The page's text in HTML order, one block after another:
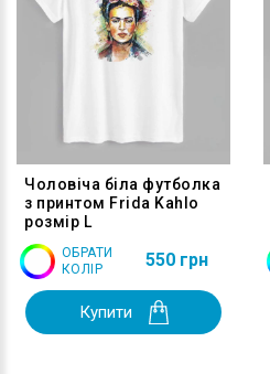
Чоловіча біла футболка
з принтом Frida Kahlo
розмір L
ОБРАТИ
КОЛІР
550 грн
Купити